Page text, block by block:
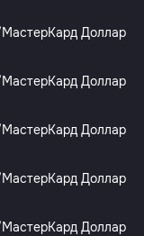
Доллар
Доллар
Доллар
Доллар
Доллар